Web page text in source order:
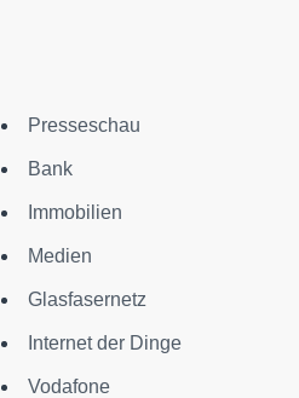
Presseschau
Bank
Immobilien
Medien
Glasfasernetz
Internet der Dinge
Vodafone